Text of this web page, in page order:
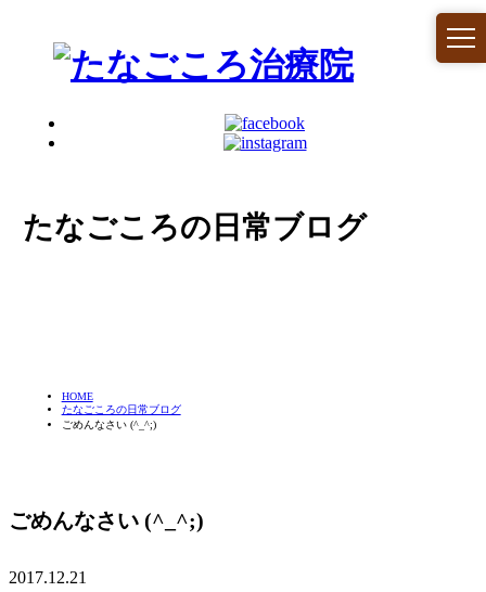
たなごころの日常ブログ
HOME
たなごころの日常ブログ
ごめんなさい (^_^;)
ごめんなさい (^_^;)
2017.12.21